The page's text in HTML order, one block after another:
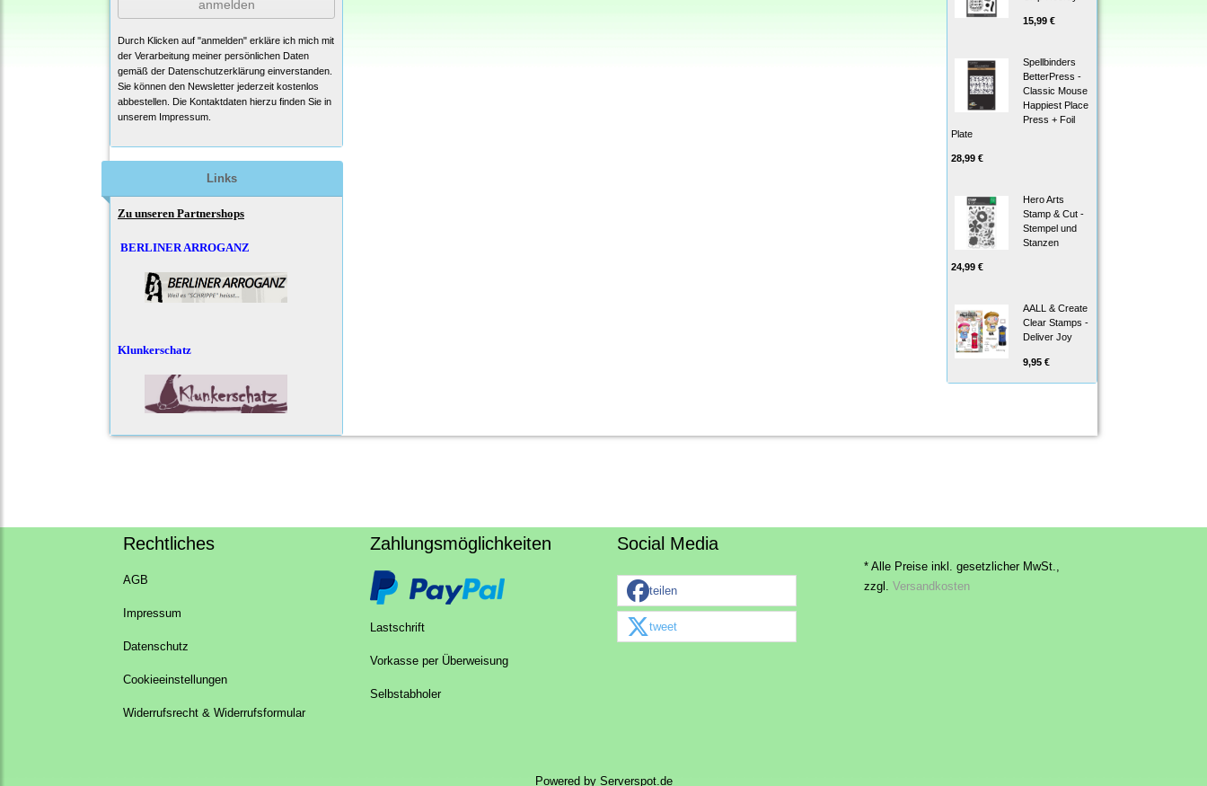
anmelden
Durch Klicken auf "anmelden" erkläre ich mich mit
der Verarbeitung meiner persönlichen Daten
gemäß der Datenschutzerklärung einverstanden.
Sie können den Newsletter jederzeit kostenlos
abbestellen. Die Kontaktdaten hierzu finden Sie in
unserem Impressum.
Links
Zu unseren Partnershops
BERLINER ARROGANZ
Klunkerschatz
15,99 €
Spellbinders
BetterPress -
Classic Mouse
Happiest Place
Press + Foil
Plate
28,99 €
Hero Arts
Stamp & Cut -
Stempel und
Stanzen
24,99 €
AALL & Create
Clear Stamps -
Deliver Joy
9,95 €
Rechtliches
AGB
Impressum
Datenschutz
Cookieeinstellungen
Widerrufsrecht & Widerrufsformular
Zahlungsmöglichkeiten
Lastschrift
Vorkasse per Überweisung
Selbstabholer
Social Media
teilen
tweet
* Alle Preise inkl. gesetzlicher MwSt.,
zzgl. Versandkosten
Powered by Serverspot.de